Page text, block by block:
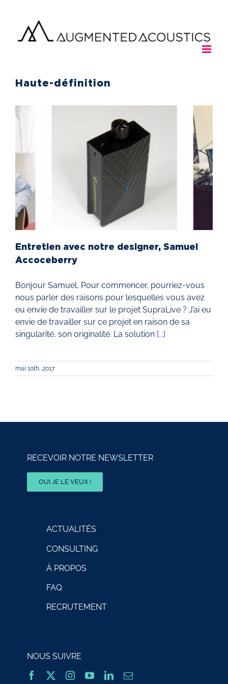
contenu
Haute-définition
Entretien avec notre designer, Samuel
Accoceberry
Bonjour Samuel, Pour commencer, pourriez-vous
nous parler des raisons pour lesquelles vous avez
eu envie de travailler sur le projet SupraLive ? J’ai eu
envie de travailler sur ce projet en raison de sa
singularité, son originalité. La solution [...]
mai 10th, 2017
RECEVOIR NOTRE NEWSLETTER
OUI JE LE VEUX !
ACTUALITÉS
CONSULTING
À PROPOS
FAQ
RECRUTEMENT
NOUS SUIVRE